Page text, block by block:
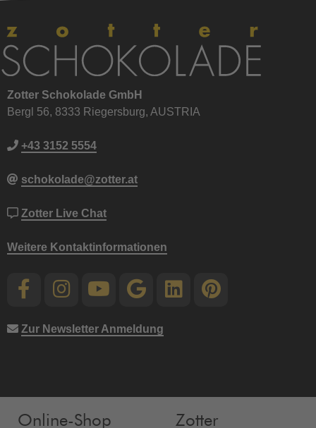
Zotter Schokolade GmbH
Bergl 56, 8333 Riegersburg, AUSTRIA
+43 3152 5554
schokolade@zotter.at
Zotter Live Chat
Weitere Kontaktinformationen
Zur Newsletter Anmeldung
Online-Shop
Zotter